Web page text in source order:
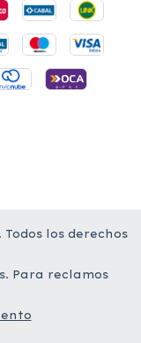
los derechos
Para reclamos